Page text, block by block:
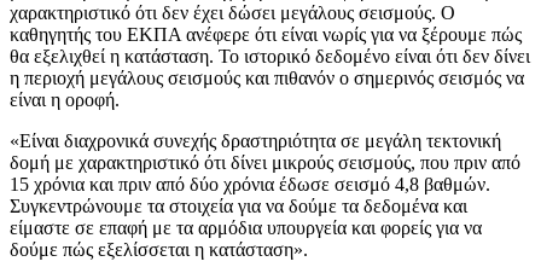
χαρακτηριστικό ότι δεν έχει δώσει μεγάλους σεισμούς. Ο
καθηγητής του ΕΚΠΑ ανέφερε ότι είναι νωρίς για να ξέρουμε πώς
θα εξελιχθεί η κατάσταση. Το ιστορικό δεδομένο είναι ότι δεν δίνει
η περιοχή μεγάλους σεισμούς και πιθανόν ο σημερινός σεισμός να
είναι η οροφή.
«Είναι διαχρονικά συνεχής δραστηριότητα σε μεγάλη τεκτονική
δομή με χαρακτηριστικό ότι δίνει μικρούς σεισμούς, που πριν από
15 χρόνια και πριν από δύο χρόνια έδωσε σεισμό 4,8 βαθμών.
Συγκεντρώνουμε τα στοιχεία για να δούμε τα δεδομένα και
είμαστε σε επαφή με τα αρμόδια υπουργεία και φορείς για να
δούμε πώς εξελίσσεται η κατάσταση».